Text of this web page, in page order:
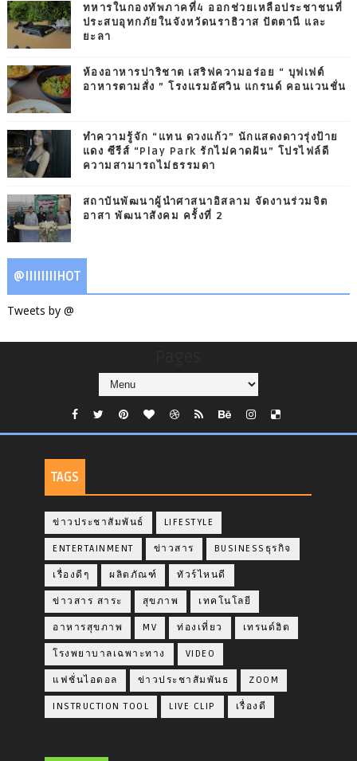
ทหารในกองทัพภาคที่4 ออกช่วยเหลือประชาชนที่
ประสบอุทกภัยในจังหวัดนราธิวาส ปัตตานี และ
ยะลา
ห้องอาหารปาริชาต เสริฟความอร่อย “ บุฟเฟต์
อาหารตามสั่ง ” โรงแรมอัศวิน แกรนด์ คอนเวนชั่น
ทำความรู้จัก “แทน ดวงแก้ว” นักแสดงดาวรุ่งป้าย
แดง ซีรีส์ “Play Park รักไม่คาดฝัน” โปรไฟล์ดี
ความสามารถไม่ธรรมดา
สถาบันพัฒนาผู้นำศาสนาอิสลาม จัดงานร่วมจิต
อาสา พัฒนาสังคม ครั้งที่ 2
@IIIIIIIIHOT
Tweets by @
TAGS
ข่าวประชาสัมพันธ์ LIFESTYLE
ENTERTAINMENT ข่าวสาร BUSINESSธุรกิจ
เรื่องดีๆ ผลิตภัณฑ์ ทัวร์ไหนดี
ข่าวสาร สาระ สุขภาพ เทคโนโลยี
อาหารสุขภาพ MV ท่องเที่ยว เทรนด์ฮิต
โรงพยาบาลเฉพาะทาง VIDEO
แฟชั่นไอดอล ข่าวประชาสัมพันธ ZOOM
INSTRUCTION TOOL LIVE CLIP เรื่องดี